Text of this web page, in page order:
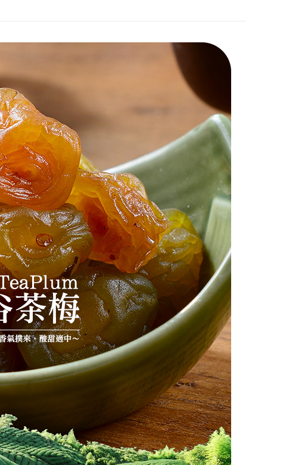
４．使用「AFTEE先享後付」時，將依據個別帳號之用戶狀況，依本公司
即時審查核予不同之上限額度；若仍有額度不足之情形，本公司將視審查
結果請求用戶進行身份認證。
５．嚴禁一人註冊多個帳號或使用他人資訊註冊。若發現惡意使用之情
形，恩沛科技股份有限公司將有權停止該用戶之使用額度並採取法律行
動。
每筆NT$350，滿NT$4,000(含以上)免運費
國際配送【單包選購】【包郵組加購】 查看運費
新加坡 / 馬來西亞 - Goodmaji好馬吉物流【單包選購】最
多5KG
查看運費